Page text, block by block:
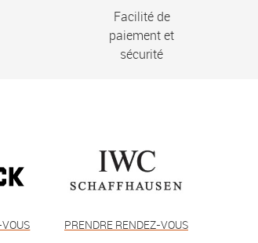
Facilité de
paiement et
sécurité
PRENDRE RENDEZ-VOUS